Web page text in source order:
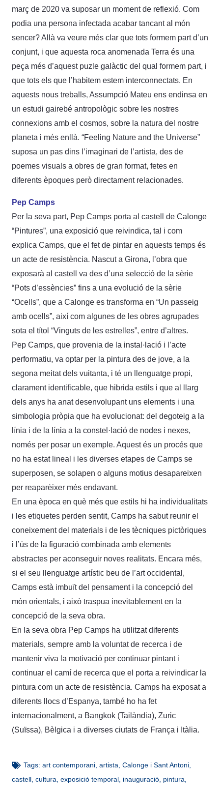
març de 2020 va suposar un moment de reflexió. Com
podia una persona infectada acabar tancant al món
sencer? Allà va veure més clar que tots formem part d’un
conjunt, i que aquesta roca anomenada Terra és una
peça més d’aquest puzle galàctic del qual formem part, i
que tots els que l’habitem estem interconnectats. En
aquests nous treballs, Assumpció Mateu ens endinsa en
un estudi gairebé antropològic sobre les nostres
connexions amb el cosmos, sobre la natura del nostre
planeta i més enllà. “Feeling Nature and the Universe”
suposa un pas dins l’imaginari de l’artista, des de
poemes visuals a obres de gran format, fetes en
diferents èpoques però directament relacionades.
Pep Camps
Per la seva part, Pep Camps porta al castell de Calonge
“Pintures”, una exposició que reivindica, tal i com
explica Camps, que el fet de pintar en aquests temps és
un acte de resistència. Nascut a Girona, l’obra que
exposarà al castell va des d’una selecció de la sèrie
“Pots d’essències” fins a una evolució de la sèrie
“Ocells”, que a Calonge es transforma en “Un passeig
amb ocells”, així com algunes de les obres agrupades
sota el títol “Vinguts de les estrelles”, entre d’altres.
Pep Camps, que provenia de la instal·lació i l’acte
performatiu, va optar per la pintura des de jove, a la
segona meitat dels vuitanta, i té un llenguatge propi,
clarament identificable, que hibrida estils i que al llarg
dels anys ha anat desenvolupant uns elements i una
simbologia pròpia que ha evolucionat: del degoteig a la
línia i de la línia a la constel·lació de nodes i nexes,
només per posar un exemple. Aquest és un procés que
no ha estat lineal i les diverses etapes de Camps se
superposen, se solapen o alguns motius desapareixen
per reaparèixer més endavant.
En una època en què més que estils hi ha individualitats
i les etiquetes perden sentit, Camps ha sabut reunir el
coneixement del materials i de les tècniques pictòriques
i l’ús de la figuració combinada amb elements
abstractes per aconseguir noves realitats. Encara més,
si el seu llenguatge artístic beu de l’art occidental,
Camps està imbuït del pensament i la concepció del
món orientals, i això traspua inevitablement en la
concepció de la seva obra.
En la seva obra Pep Camps ha utilitzat diferents
materials, sempre amb la voluntat de recerca i de
mantenir viva la motivació per continuar pintant i
continuar el camí de recerca que el porta a reivindicar la
pintura com un acte de resistència. Camps ha exposat a
diferents llocs d’Espanya, també ho ha fet
internacionalment, a Bangkok (Tailàndia), Zuric
(Suïssa), Bèlgica i a diverses ciutats de França i Itàlia.
Tags: art contemporani, artista, Calonge i Sant Antoni,
castell, cultura, exposició temporal, inauguració, pintura,